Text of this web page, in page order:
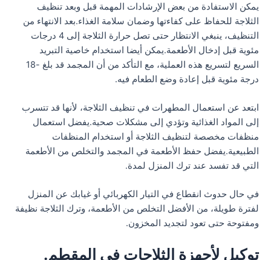
يمكن الاستفادة من بعض الإرشادات المهمة قبل وبعد تنظيف
الثلاجة للحفاظ على كفاءتها وضمان سلامة الغذاء.بعد الانتهاء من
التنظيف، ينبغي الانتظار حتى تصل حرارة الثلاجة إلى 4 درجات
مئوية قبل إدخال الأطعمة.يمكن أيضا استخدام خاصية التبريد
السريع لتسريع هذه العملية، مع التأكد من أن المجمد قد بلغ -18
درجة مئوية قبل إعادة وضع الطعام فيه.
ابتعد عن استعمال المطهرات في تنظيف الثلاجة، لأنها قد تتسرب
إلى المواد الغذائية وتؤدي إلى مشكلات صحية.يفضل استعمال
منظفات مخصصة لتنظيف الثلاجة أو استخدام المنظفات
الطبيعية.يفضل حفظ الأطعمة في المجمد والتخلص من الأطعمة
التي قد تفسد عند ترك المنزل لمدة.
في حال حدوث انقطاع في التيار الكهربائي أو غيابك عن المنزل
لفترة طويلة، من الأفضل التخلص من الأطعمة، وترك الثلاجة نظيفة
ومفتوحة حتى تعود لتجديد المخزون.
توكيل لأجهزة الثلاجات في المقطم.